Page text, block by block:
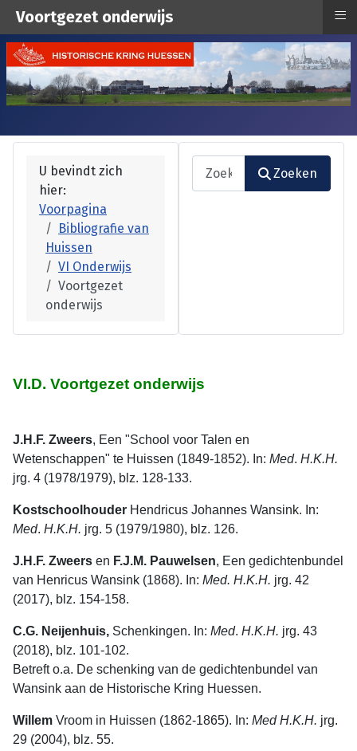
U bevindt zich
hier:
Voorpagina
Bibliografie van
Huissen
VI Onderwijs
Voortgezet
onderwijs
Zoeken
Zoeken
VI.D. Voortgezet onderwijs
J.H.F. Zweers, Een "School voor Talen en
Wetenschappen" te Huissen (1849-1852). In: Med. H.K.H.
jrg. 4 (1978/1979), blz. 128-133.
Kostschoolhouder Hendricus Johannes Wansink. In:
Med. H.K.H. jrg. 5 (1979/1980), blz. 126.
J.H.F. Zweers en F.J.M. Pauwelsen, Een gedichtenbundel
van Henricus Wansink (1868). In: Med. H.K.H. jrg. 42
(2017), blz. 154-158.
C.G. Neijenhuis, Schenkingen. In: Med. H.K.H. jrg. 43
(2018), blz. 101-102.
Betreft o.a. De schenking van de gedichtenbundel van
Wansink aan de Historische Kring Huessen.
Willem Vroom in Huissen (1862-1865). In: Med H.K.H. jrg.
29 (2004), blz. 55.
Voortgezet onderwijs ≡